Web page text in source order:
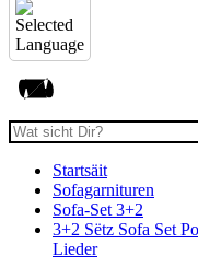
Startsäit
Sofagarnituren
Sofa-Set 3+2
3+2 Sëtz Sofa Set
Lieder